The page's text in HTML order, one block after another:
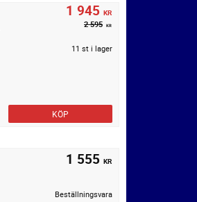
1 945 KR
2 595 KR
11 st i lager
KÖP
1 555 KR
Beställningsvara